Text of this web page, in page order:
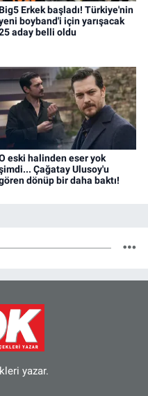
Erkek başladı! Türkiye'nin
boyband'i için yarışacak
aday belli oldu
eski halinden eser yok
Çağatay Ulusoy'u
dönüp bir daha baktı!
yazar.